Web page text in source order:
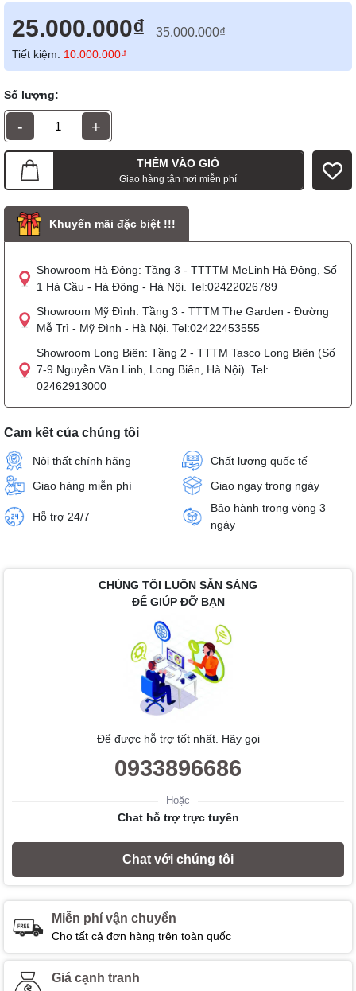
25.000.000₫ 35.000.000₫
Tiết kiệm: 10.000.000₫
Số lượng:
- +
THÊM VÀO GIỎ
Giao hàng tận nơi miễn phí
Khuyến mãi đặc biệt !!!
Showroom Hà Đông: Tầng 3 - TTTTM MeLinh Hà Đông, Số
1 Hà Cầu - Hà Đông - Hà Nội. Tel:02422026789
Showroom Mỹ Đình: Tầng 3 - TTTM The Garden - Đường
Mễ Trì - Mỹ Đình - Hà Nội. Tel:02422453555
Showroom Long Biên: Tầng 2 - TTTM Tasco Long Biên (Số
7-9 Nguyễn Văn Linh, Long Biên, Hà Nội). Tel:
02462913000
Cam kết của chúng tôi
Nội thất chính hãng
Chất lượng quốc tế
Giao hàng miễn phí
Giao ngay trong ngày
Hỗ trợ 24/7
Bảo hành trong vòng 3
ngày
CHÚNG TÔI LUÔN SẴN SÀNG
ĐỂ GIÚP ĐỠ BẠN
Để được hỗ trợ tốt nhất. Hãy gọi
0933896686
Hoặc
Chat hỗ trợ trực tuyến
Chat với chúng tôi
Miễn phí vận chuyển
Cho tất cả đơn hàng trên toàn quốc
Giá cạnh tranh